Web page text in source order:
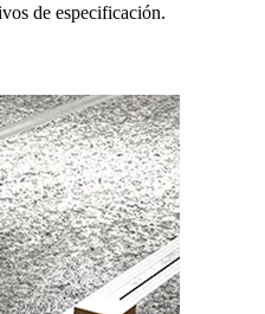
de especificación.